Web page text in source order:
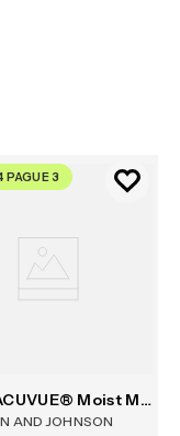
PAGUE 3
1-Day ACUVUE® Moist Multifocal 30
AND JOHNSON